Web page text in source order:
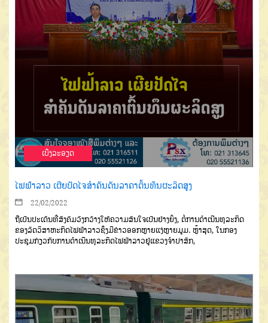
ເບີ່ງລະອຽດ
ໄຟຟ້າລາວ ເຜີຍປັດໄຈສຳຄັນດັນລາຄາຕົ້ນທຶນຜະລິດສູງ
22/02/2022
ຖືເປັນປະເດັນທີ່ສັງຄົມວົງກວ້າງໃຫ້ຄວາມສົນໃຈເປັນຢ່າງຍິ່ງ, ຕໍ່ການດຳເນີນທຸລະກິດ
ຂອງລັດວິສາຫະກິດໄຟຟ້າລາວຊຶ່ງມີຂ່າວອອກຫຼາຍແງ່ຫຼາຍມູມ. ຫຼ້າສຸດ, ໃນກອງ
ປະຊຸມກ່ຽວກັບການດຳເນີນທຸລະກິດໄຟຟ້າລາວຢູ່ແຂວງຈຳປາສັກ,